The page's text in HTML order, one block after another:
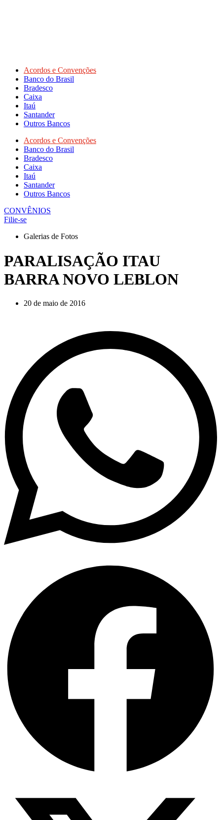
Acordos e Convenções
Banco do Brasil
Bradesco
Caixa
Itaú
Santander
Outros Bancos
Acordos e Convenções
Banco do Brasil
Bradesco
Caixa
Itaú
Santander
Outros Bancos
CONVÊNIOS
Filie-se
Galerias de Fotos
PARALISAÇÃO ITAU
BARRA NOVO LEBLON
20 de maio de 2016